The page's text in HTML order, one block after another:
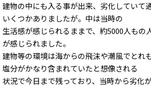
建物の中にも入る事が出来、劣化していて
いくつかありましたが。中は当時の
生活感が感じられるままで、約5000人もの
が感じられました。
建物等の環境は海からの飛沫や潮風でとれ
塩分がかなり含まれていたと想像される
状況で今日まで残っており、当時から劣化